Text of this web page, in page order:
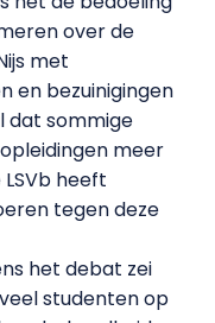
over de
met
en bezuinigingen
dat sommige
meer
heeft
tegen deze
het debat zei
studenten op